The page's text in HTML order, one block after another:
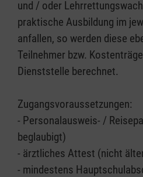
und / oder
praktische Ausbildung im
anfallen, so werden diese
Teilnehmer bzw.
Dienststelle berechnet.
Zugangsvoraussetzungen:
- Personalausweis- /
beglaubigt)
- ärztliches Attest (nicht
- mindestens